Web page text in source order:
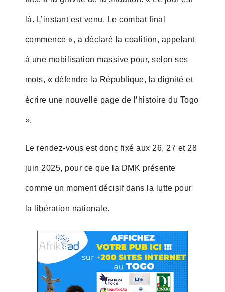
là. L’instant est venu. Le combat final
commence », a déclaré la coalition, appelant
à une mobilisation massive pour, selon ses
mots, « défendre la République, la dignité et
écrire une nouvelle page de l’histoire du Togo
».
Le rendez-vous est donc fixé aux 26, 27 et 28
juin 2025, pour ce que la DMK présente
comme un moment décisif dans la lutte pour
la libération nationale.